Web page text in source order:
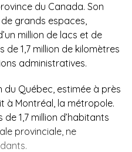
du Canada. Son
grands espaces,
million de lacs et de
de 1,7 million de kilomètres
administratives.
Québec, estimée à près
à Montréal, la métropole.
1,7 million d’habitants
provinciale, ne